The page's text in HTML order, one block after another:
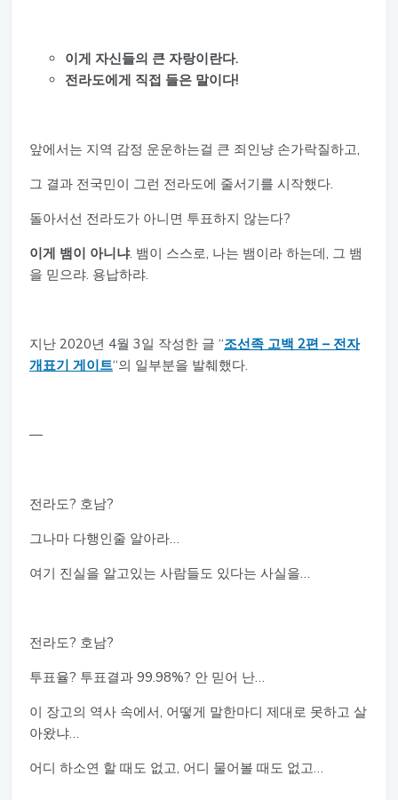
이게 자신들의 큰 자랑이란다.
전라도에게 직접 들은 말이다!
앞에서는 지역 감정 운운하는걸 큰 죄인냥 손가락질하고,
그 결과 전국민이 그런 전라도에 줄서기를 시작했다.
돌아서선 전라도가 아니면 투표하지 않는다?
이게 뱀이 아니냐. 뱀이 스스로, 나는 뱀이라 하는데, 그 뱀
을 믿으랴. 용납하랴.
지난 2020년 4월 3일 작성한 글 “조선족 고백 2편 – 전자
개표기 게이트“의 일부분을 발췌했다.
—
전라도? 호남?
그나마 다행인줄 알아라…
여기 진실을 알고있는 사람들도 있다는 사실을…
전라도? 호남?
투표율? 투표결과 99.98%? 안 믿어 난…
이 장고의 역사 속에서, 어떻게 말한마디 제대로 못하고 살
아왔냐…
어디 하소연 할 때도 없고, 어디 물어볼 때도 없고…